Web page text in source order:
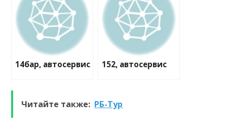
14бар, автосервис 152, автосервис
Читайте также: РБ-Тур